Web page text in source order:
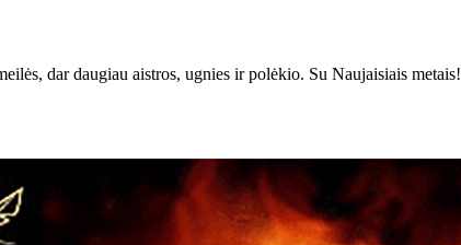
dar daugiau aistros, ugnies ir polėkio. Su Naujaisiais metais!